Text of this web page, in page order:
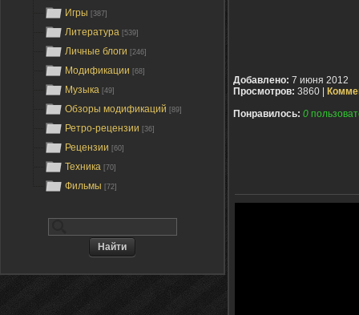
Игры [387]
Литература [539]
Личные блоги [246]
Модификации [68]
Музыка [49]
Обзоры модификаций [89]
Ретро-рецензии [36]
Рецензии [60]
Техника [70]
Фильмы [72]
Добавлено: 7 июня 2012
Просмотров: 3860 |
Понравилось: 0